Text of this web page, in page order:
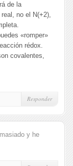
de la
no el N(+2),
«romper»
rédox.
covalentes,
Responder
y he